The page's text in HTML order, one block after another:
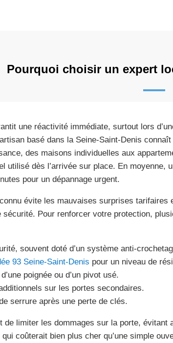
Pourquoi choisir un expert
une réactivité immédiate, surtout lors
basé dans la Seine-Saint-Denis
des maisons individuelles aux
utilisé dès l’arrivée sur place. En moyenne,
pour un dépannage urgent.
évite les mauvaises surprises tarifaires
sécurité. Pour renforcer votre protection,
souvent doté d’un système anti-
93 Seine-Saint-Denis pour un niveau de
poignée ou d’un pivot usé.
sur les portes secondaires.
serrure après une perte de clés.
de limiter les dommages sur la porte, évitant
coûterait bien plus cher qu’une simple